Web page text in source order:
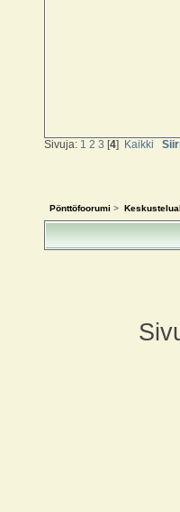
Sivuja: 1 2 3 [4] Kaikki
Pönttöfoorumi >